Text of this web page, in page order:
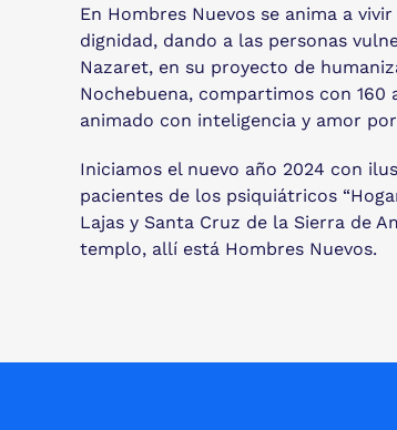
En Hombres Nuevos se anima a
dignidad, dando a las personas
Nazaret, en su proyecto de
Nochebuena, compartimos con
animado con inteligencia y amor
Iniciamos el nuevo año 2024 con
pacientes de los psiquiátricos
Lajas y Santa Cruz de la Sierra de
templo, allí está Hombres Nuevos.